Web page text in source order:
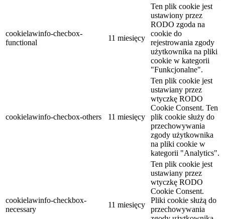
cookielawinfo-checbox-
functional
11 miesięcy
Ten plik cookie jest
ustawiony przez
RODO zgoda na
cookie do
rejestrowania zgody
użytkownika na pliki
cookie w kategorii
"Funkcjonalne".
cookielawinfo-checbox-others 11 miesięcy
Ten plik cookie jest
ustawiany przez
wtyczkę RODO
Cookie Consent. Ten
plik cookie służy do
przechowywania
zgody użytkownika
na pliki cookie w
kategorii "Analytics".
cookielawinfo-checkbox-
necessary
11 miesięcy
Ten plik cookie jest
ustawiany przez
wtyczkę RODO
Cookie Consent.
Pliki cookie służą do
przechowywania